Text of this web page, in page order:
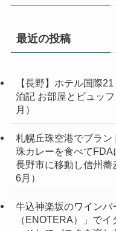
最近の投稿
【長野】ホテル国際
泊記 お部屋とビュッ
月）
札幌丘珠空港でブラン
珠カレーを食べて
長野市に移動し信州
6月）
牛込神楽坂のワインバ
（ENOTERA）」で